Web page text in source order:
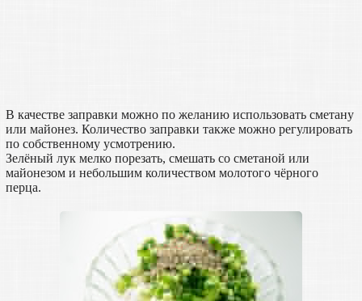
В качестве заправки можно по желанию использовать сметану
или майонез. Количество заправки также можно регулировать
по собственному усмотрению.
Зелёный лук мелко порезать, смешать со сметаной или
майонезом и небольшим количеством молотого чёрного
перца.